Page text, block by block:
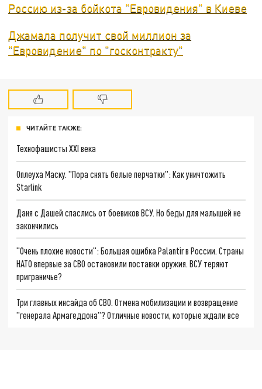
Россию из-за бойкота "Евровидения" в Киеве
Джамала получит свой миллион за
"Евровидение" по "госконтракту"
ЧИТАЙТЕ ТАКЖЕ:
Технофашисты XXI века
Оплеуха Маску. "Пора снять белые перчатки": Как уничтожить
Starlink
Даня с Дашей спаслись от боевиков ВСУ. Но беды для малышей не
закончились
"Очень плохие новости": Большая ошибка Palantir в России. Страны
НАТО впервые за СВО остановили поставки оружия. ВСУ теряют
приграничье?
Три главных инсайда об СВО. Отмена мобилизации и возвращение
"генерала Армагеддона"? Отличные новости, которые ждали все